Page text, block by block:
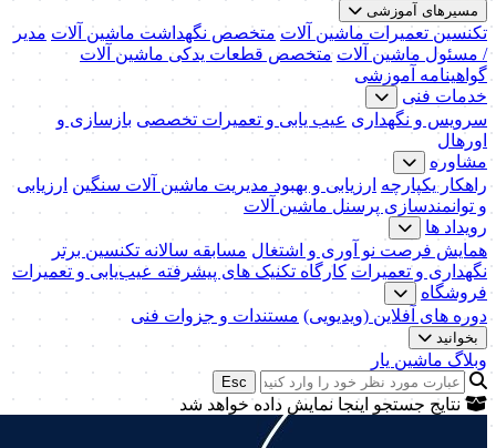
مسیرهای آموزشی
تکنسین تعمیرات ماشین آلات متخصص نگهداشت ماشین آلات مدیر
/ مسئول ماشین آلات متخصص قطعات یدکی ماشین آلات
گواهینامه آموزشی
خدمات فنی
سرویس و نگهداری عیب یابی و تعمیرات تخصصی بازسازی و
اورهال
مشاوره
راهکار یکپارچه ارزیابی و بهبود مدیریت ماشین آلات سنگین ارزیابی
و توانمندسازی پرسنل ماشین آلات
رویداد ها
همایش فرصت نو آوری و اشتغال مسابقه سالانه تکنسین برتر
نگهداری و تعمیرات کارگاه تکنیک‌ های پیشرفته عیب‌یابی و تعمیرات
فروشگاه
دوره های آفلاین (ویدیویی) مستندات و جزوات فنی
بخوانید
وبلاگ ماشین یار
Esc
نتایج جستجو اینجا نمایش داده خواهد شد